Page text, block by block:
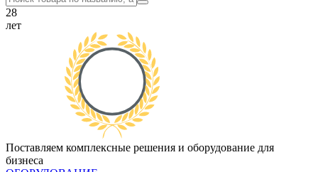
28
лет
Поставляем комплексные решения и оборудование для
бизнеса